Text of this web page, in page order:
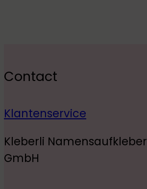
Contact
Klantenservice
Kleberli Namensaufkleber
GmbH